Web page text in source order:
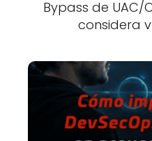
Bypass de UAC/
considera